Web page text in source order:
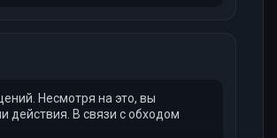
Несмотря на это, вы
В связи с обходом